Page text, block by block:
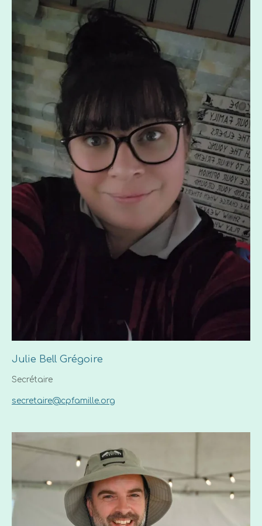
Julie Bell Grégoire
Secrétaire
secretaire@cpfamille.org